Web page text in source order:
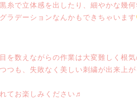
糸で立体感を出したり、細やかな幾
ラデーションなんかもできちゃいます
を数えながらの作業は大変難しく根
つも、失敗なく美しい刺繍が出来上
てお楽しみください♬